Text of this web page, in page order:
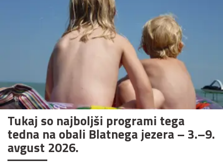
Tukaj so najboljši programi tega
tedna na obali Blatnega jezera – 3.–9.
avgust 2026.